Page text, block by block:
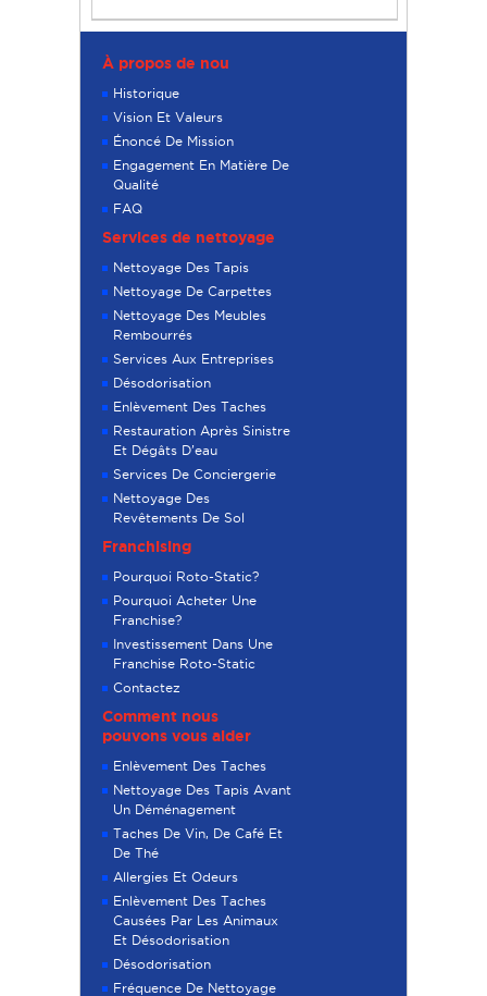
À propos de nou
Historique
Vision Et Valeurs
Énoncé De Mission
Engagement En Matière De
Qualité
FAQ
Services de nettoyage
Nettoyage Des Tapis
Nettoyage De Carpettes
Nettoyage Des Meubles
Rembourrés
Services Aux Entreprises
Désodorisation
Enlèvement Des Taches
Restauration Après Sinistre
Et Dégâts D’eau
Services De Conciergerie
Nettoyage Des
Revêtements De Sol
Franchising
Pourquoi Roto-Static?
Pourquoi Acheter Une
Franchise?
Investissement Dans Une
Franchise Roto-Static
Contactez
Comment nous
pouvons vous aider
Enlèvement Des Taches
Nettoyage Des Tapis Avant
Un Déménagement
Taches De Vin, De Café Et
De Thé
Allergies Et Odeurs
Enlèvement Des Taches
Causées Par Les Animaux
Et Désodorisation
Désodorisation
Fréquence De Nettoyage